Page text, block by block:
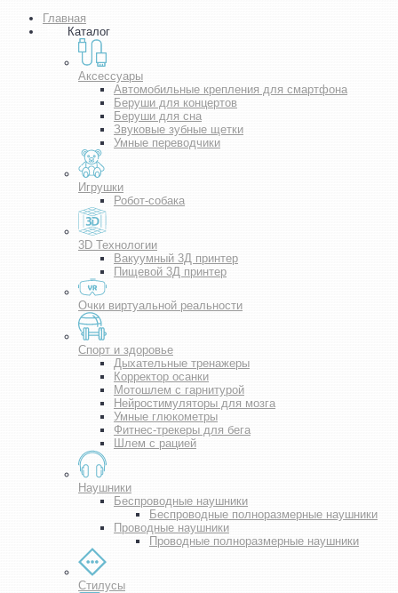
Главная
Каталог
Аксессуары
Автомобильные крепления для смартфона
Беруши для концертов
Беруши для сна
Звуковые зубные щетки
Умные переводчики
Игрушки
Робот-собака
3D Технологии
Вакуумный 3Д принтер
Пищевой 3Д принтер
Очки виртуальной реальности
Спорт и здоровье
Дыхательные тренажеры
Корректор осанки
Мотошлем с гарнитурой
Нейростимуляторы для мозга
Умные глюкометры
Фитнес-трекеры для бега
Шлем с рацией
Наушники
Беспроводные наушники
Беспроводные полноразмерные наушники
Проводные наушники
Проводные полноразмерные наушники
Стилусы